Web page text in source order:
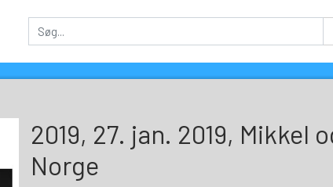
2019, 27. jan. 2019, Mikkel
Norge